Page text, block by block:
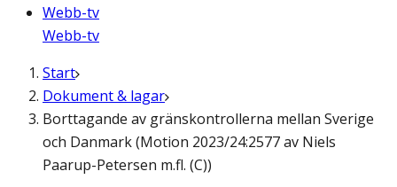
Webb-tv
Webb-tv
Start
Dokument & lagar
Borttagande av gränskontrollerna mellan Sverige
och Danmark (Motion 2023/24:2577 av Niels
Paarup-Petersen m.fl. (C))